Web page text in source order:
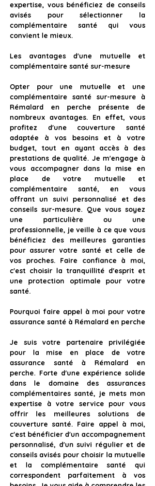
expertise, vous bénéficiez de conseils
avisés pour sélectionner la
complémentaire santé qui vous
convient le mieux.
Les avantages d'une mutuelle et
complémentaire santé sur-mesure
Opter pour une mutuelle et une
complémentaire santé sur-mesure à
Rémalard en perche présente de
nombreux avantages. En effet, vous
profitez d'une couverture santé
adaptée à vos besoins et à votre
budget, tout en ayant accès à des
prestations de qualité. Je m'engage à
vous accompagner dans la mise en
place de votre mutuelle et
complémentaire santé, en vous
offrant un suivi personnalisé et des
conseils sur-mesure. Que vous soyez
une particulière ou une
professionnelle, je veille à ce que vous
bénéficiez des meilleures garanties
pour assurer votre santé et celle de
vos proches. Faire confiance à moi,
c'est choisir la tranquillité d'esprit et
une protection optimale pour votre
santé.
Pourquoi faire appel à moi pour votre
assurance santé à Rémalard en perche
Je suis votre partenaire privilégiée
pour la mise en place de votre
assurance santé à Rémalard en
perche. Forte d'une expérience solide
dans le domaine des assurances
complémentaires santé, je mets mon
expertise à votre service pour vous
offrir les meilleures solutions de
couverture santé. Faire appel à moi,
c'est bénéficier d'un accompagnement
personnalisé, d'un suivi régulier et de
conseils avisés pour choisir la mutuelle
et la complémentaire santé qui
correspondent parfaitement à vos